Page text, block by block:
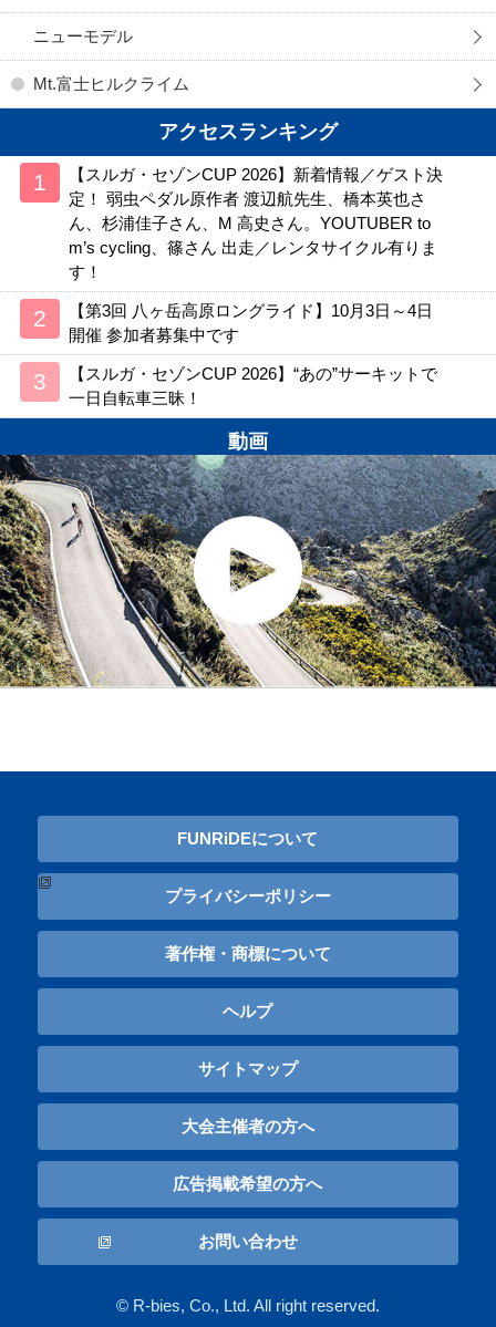
ニューモデル
Mt.富士ヒルクライム
アクセスランキング
【スルガ・セゾンCUP 2026】新着情報／ゲスト決
定！ 弱虫ペダル原作者 渡辺航先生、橋本英也さ
ん、杉浦佳子さん、M 高史さん。YOUTUBER to
m’s cycling、篠さん 出走／レンタサイクル有りま
す！
【第3回 八ヶ岳高原ロングライド】10月3日～4日
開催 参加者募集中です
【スルガ・セゾンCUP 2026】“あの”サーキットで
一日自転車三昧！
動画
FUNRiDEについて
プライバシーポリシー
著作権・商標について
ヘルプ
サイトマップ
大会主催者の方へ
広告掲載希望の方へ
お問い合わせ
© R-bies, Co., Ltd. All right reserved.